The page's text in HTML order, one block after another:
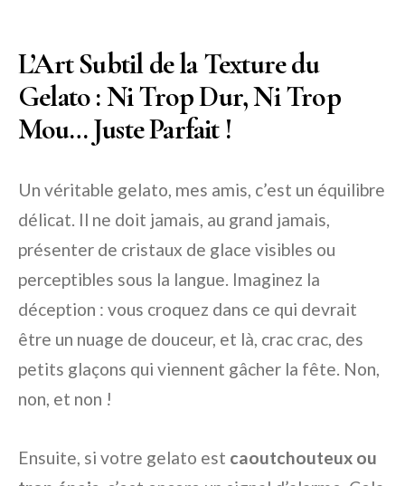
L’Art Subtil de la Texture du
Gelato : Ni Trop Dur, Ni Trop
Mou… Juste Parfait !
Un véritable gelato, mes amis, c’est un équilibre
délicat. Il ne doit jamais, au grand jamais,
présenter de cristaux de glace visibles ou
perceptibles sous la langue. Imaginez la
déception : vous croquez dans ce qui devrait
être un nuage de douceur, et là, crac crac, des
petits glaçons qui viennent gâcher la fête. Non,
non, et non !
Ensuite, si votre gelato est caoutchouteux ou